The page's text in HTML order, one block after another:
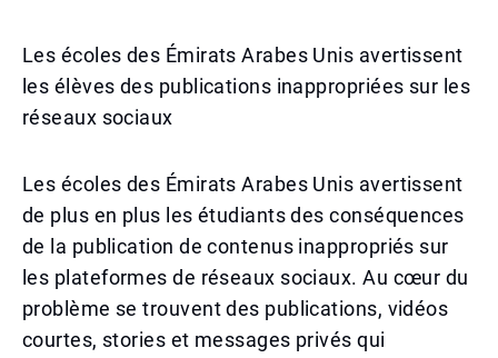
Les écoles des Émirats Arabes Unis avertissent
les élèves des publications inappropriées sur les
réseaux sociaux
Les écoles des Émirats Arabes Unis avertissent
de plus en plus les étudiants des conséquences
de la publication de contenus inappropriés sur
les plateformes de réseaux sociaux. Au cœur du
problème se trouvent des publications, vidéos
courtes, stories et messages privés qui